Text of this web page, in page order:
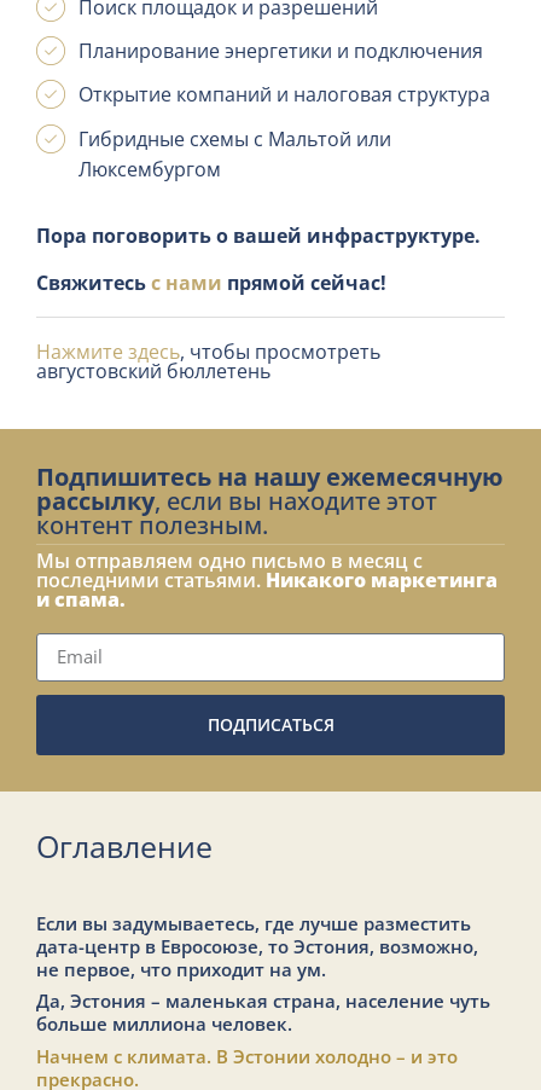
Поиск площадок и разрешений
Планирование энергетики и подключения
Открытие компаний и налоговая структура
Гибридные схемы с Мальтой или
Люксембургом
Пора поговорить о вашей инфраструктуре.
Свяжитесьс нами прямой сейчас!
Нажмите здесь, чтобы просмотреть
августовский бюллетень
Подпишитесь на нашу ежемесячную
рассылку, если вы находите этот
контент полезным.
Мы отправляем одно письмо в месяц с
последними статьями. Никакого маркетинга
и спама.
ПОДПИСАТЬСЯ
Оглавление
Если вы задумываетесь, где лучше разместить
дата-центр в Евросоюзе, то Эстония, возможно,
не первое, что приходит на ум.
Да, Эстония – маленькая страна, население чуть
больше миллиона человек.
Начнем с климата. В Эстонии холодно – и это
прекрасно.